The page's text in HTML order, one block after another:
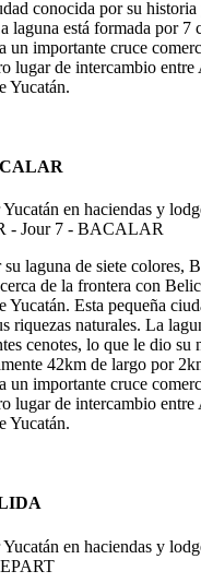
conocida por su historia
laguna está formada por 7
un importante cruce
lugar de intercambio
Yucatán.
su laguna de siete colores,
de la frontera con
Yucatán. Esta pequeña
riquezas naturales. La
cenotes, lo que le dio su
42km de largo por
un importante cruce
lugar de intercambio
Yucatán.